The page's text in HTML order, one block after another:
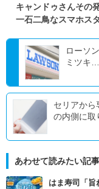
キャンドゥさんその
一石二鳥なスマホス
ローソ
ミツキ…
セリアか
の内側に取
あわせて読みたい記事
はま寿司「旨